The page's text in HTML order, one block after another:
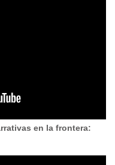
en la frontera: